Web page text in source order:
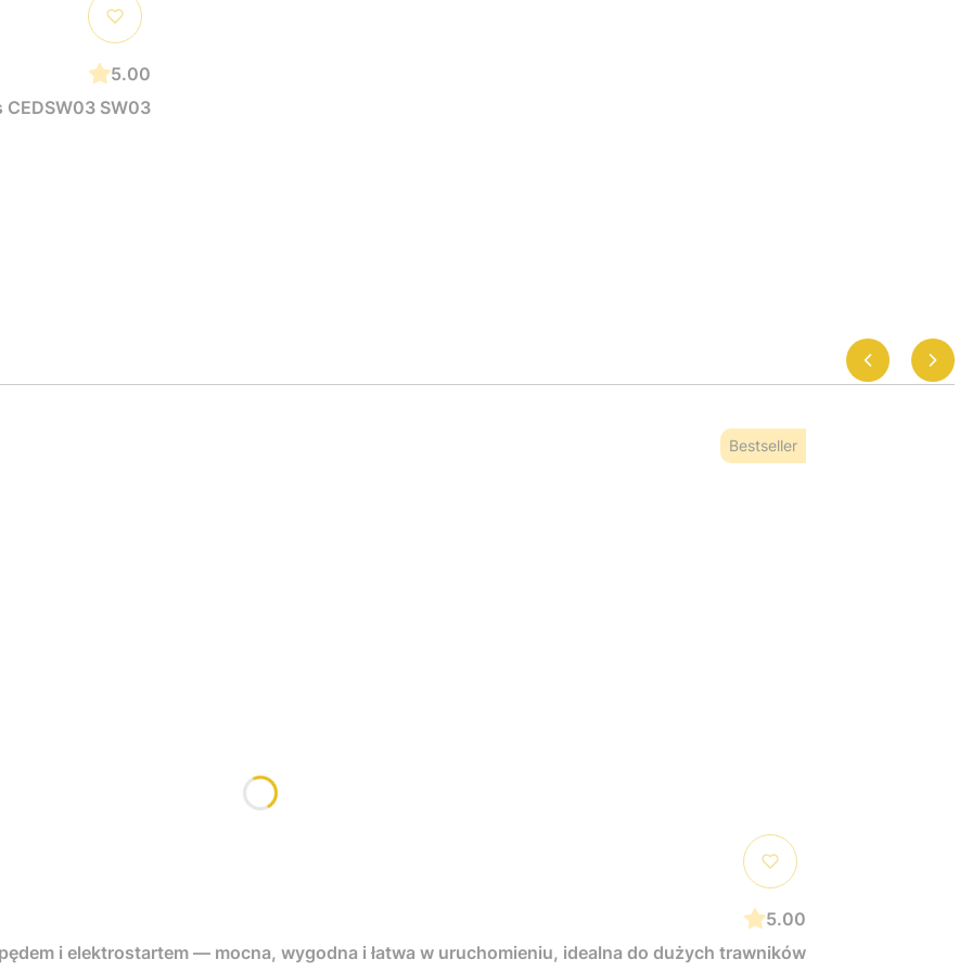
5.00
CEDSW03 SW03
Bestseller
5.00
i elektrostartem — mocna, wygodna i łatwa w uruchomieniu, idealna do dużych trawników